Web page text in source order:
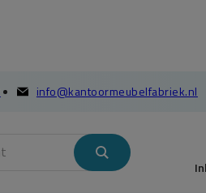
info@kantoormeubelfabriek.nl